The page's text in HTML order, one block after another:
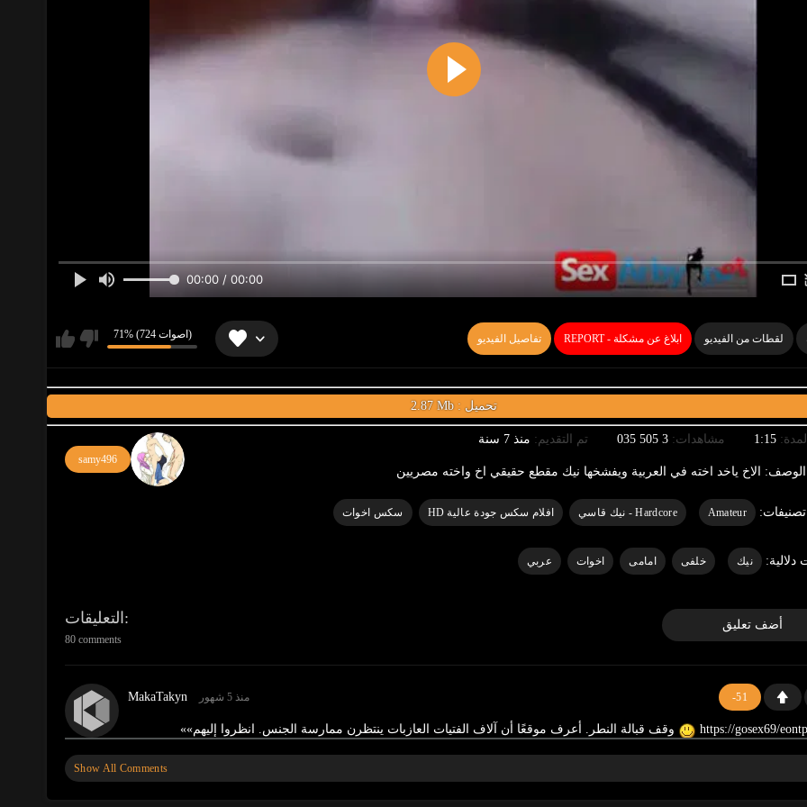
00:00 / 00:00
71% (724 اصوات) تفاصيل الفيديو REPORT - ابلاغ عن مشكلة لقطات من الفيديو
2.87 Mb : تحميل
samy496
المدة: 1:15 مشاهدات: 3 505 035 تم التقديم: منذ 7 سنة
الوصف: الاخ ياخد اخته في العربية ويفشخها نيك مقطع حقيقي اخ واخته مصريين
تصنيفات: Amateur Hardcore - نيك قاسي افلام سكس جودة عالية HD سكس اخوات
دلالية: نيك خلفى امامى اخوات عربي
أضف تعليق التعليقات
80 comments
-51
MakaTakyn منذ 5 شهور
وقف قبالة النطر. أعرف موقعًا أن آلاف الفتيات العازبات ينتظرن ممارسة الجنس. انظروا إليهم»»
0
MakaTakyn منذ 5 شهور
Show All Comments